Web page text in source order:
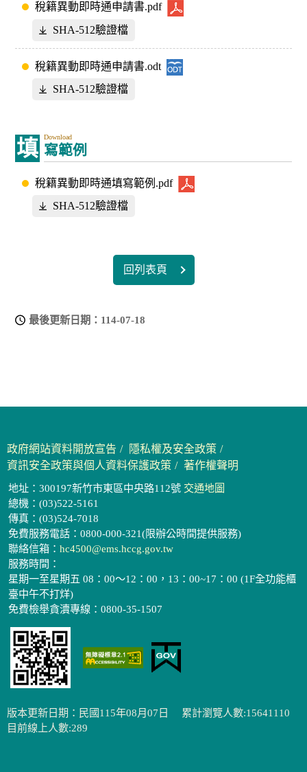
稅籍異動即時通申請書.pdf
SHA-512驗證檔
稅籍異動即時通申請書.odt
SHA-512驗證檔
填 Download
寫範例
稅籍異動即時通填寫範例.pdf
SHA-512驗證檔
回列表頁
最後更新日期： 114-07-18
政府網站資料開放宣告
隱私權及安全政策
資訊安全政策與個人資料保護政策
著作權聲明
地址：300197新竹市東區中央路112號 交通地圖
總機：(03)522-5161
傳真：(03)524-7018
免費服務電話：0800-000-321(限辦公時間提供服務)
聯絡信箱： hc4500@ems.hccg.gov.tw
服務時間：
星期一至星期五 08：00～12：00，13：00~17：00 (1F全功能櫃
臺中午不打烊)
免費檢舉貪瀆專線：0800-35-1507
版本更新日期：民國115年08月07日
累計瀏覽人數:15641110
目前線上人數:289